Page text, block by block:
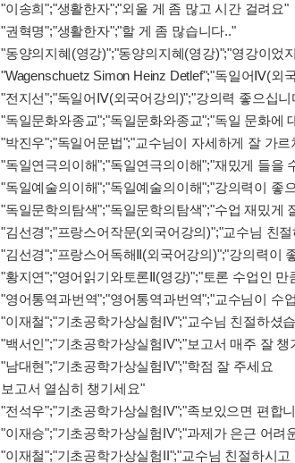
"이송희";"생활한자";"외울 게 좀 많고 시간 걸려요"
"권혁명";"생활한자";"할 게 좀 많습니다.."
"동양의지혜(영강)";"동양의지혜(영강)";"영강이었
"Wagenschuetz Simon Heinz Detlef";"독일어Ⅳ(외
"전지선";"독일어Ⅳ(외국어강의)";"강의력 좋으십니
"독일문화와종교";"독일문화와종교";"독일 문화에
"박진우";"독일어문법";"교수님이 자세하게 잘 가르
"독일연극의이해";"독일연극의이해";"재밌게 들을
"독일예술의이해";"독일예술의이해";"강의력이 좋
"독일문학의탐색";"독일문학의탐색";"수업 재밌게
"김선경";"프랑스어작문(외국어강의)";"교수님 친
"김선경";"프랑스어독해Ⅱ(외국어강의)";"강의력이
"황지연";"영어읽기와토론Ⅱ(영강)";"토론 수업인
"영어통역과번역";"영어통역과번역";"교수님이 수
"이재철";"기초공학가상실험IV";"교수님 친절하셨
"백서인";"기초공학가상실험IV";"보고서 매주 잘 챙
"남대현";"기초공학가상실험IV";"학점 잘 주세요
보고서 열심히 챙기세요"
"전석우";"기초공학가상실험IV";"족보있으면 편합
"이재승";"기초공학가상실험IV";"과제가 은근 어려
"이재철";"기초공학가상실험II";"교수님 친절하시